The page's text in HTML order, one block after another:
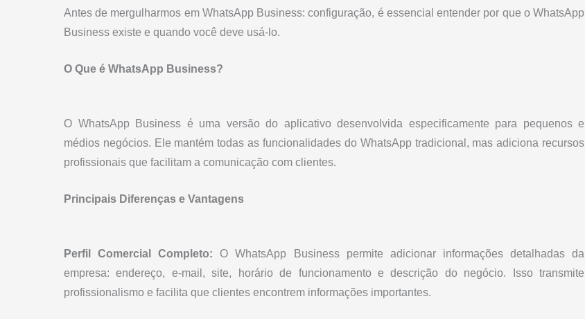
Antes de mergulharmos em WhatsApp Business: configuração, é essencial entender por que o WhatsApp
Business existe e quando você deve usá-lo.
O Que é WhatsApp Business?
O WhatsApp Business é uma versão do aplicativo desenvolvida especificamente para pequenos e
médios negócios. Ele mantém todas as funcionalidades do WhatsApp tradicional, mas adiciona recursos
profissionais que facilitam a comunicação com clientes.
Principais Diferenças e Vantagens
Perfil Comercial Completo: O WhatsApp Business permite adicionar informações detalhadas da
empresa: endereço, e-mail, site, horário de funcionamento e descrição do negócio. Isso transmite
profissionalismo e facilita que clientes encontrem informações importantes.